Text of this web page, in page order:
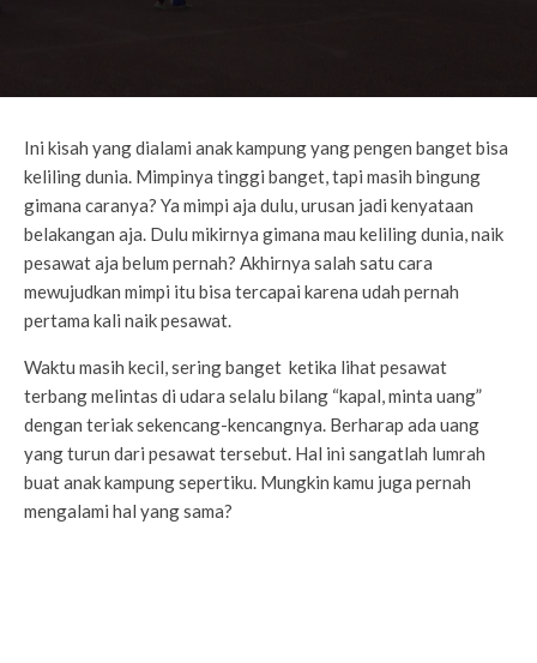
Ini kisah yang dialami anak kampung yang pengen banget bisa
keliling dunia. Mimpinya tinggi banget, tapi masih bingung
gimana caranya? Ya mimpi aja dulu, urusan jadi kenyataan
belakangan aja. Dulu mikirnya gimana mau keliling dunia, naik
pesawat aja belum pernah? Akhirnya salah satu cara
mewujudkan mimpi itu bisa tercapai karena udah pernah
pertama kali naik pesawat.
Waktu masih kecil, sering banget ketika lihat pesawat
terbang melintas di udara selalu bilang “kapal, minta uang”
dengan teriak sekencang-kencangnya. Berharap ada uang
yang turun dari pesawat tersebut. Hal ini sangatlah lumrah
buat anak kampung sepertiku. Mungkin kamu juga pernah
mengalami hal yang sama?